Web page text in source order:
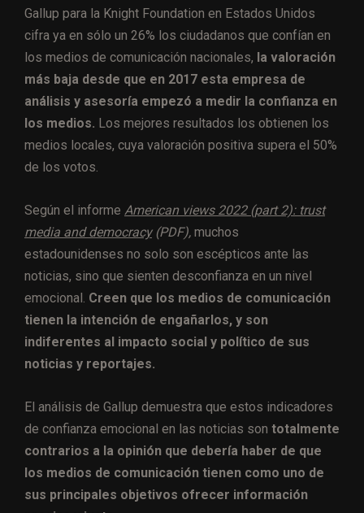
Gallup para la Knight Foundation en Estados Unidos
cifra ya en sólo un 26% los ciudadanos que confían en
los medios de comunicación nacionales, la valoración
más baja desde que en 2017 esta empresa de
análisis y asesoría empezó a medir la confianza en
los medios. Los mejores resultados los obtienen los
medios locales, cuya valoración positiva supera el 50%
de los votos.
Según el informe American views 2022 (part 2): trust
media and democracy(PDF), muchos
estadounidenses no solo son escépticos ante las
noticias, sino que sienten desconfianza en un nivel
emocional. Creen que los medios de comunicación
tienen la intención de engañarlos, y son
indiferentes al impacto social y político de sus
noticias y reportajes.
El análisis de Gallup demuestra que estos indicadores
de confianza emocional en las noticias son totalmente
contrarios a la opinión que debería haber de que
los medios de comunicación tienen como uno de
sus principales objetivos ofrecer información